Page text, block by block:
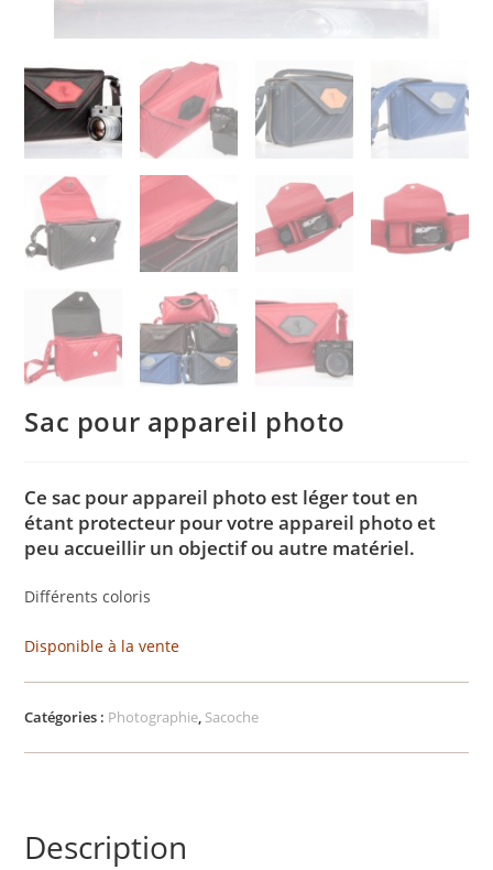
Sac pour appareil photo
Ce sac pour appareil photo est léger tout en
étant protecteur pour votre appareil photo et
peu accueillir un objectif ou autre matériel.
Différents coloris
Disponible à la vente
Catégories : Photographie, Sacoche
Description